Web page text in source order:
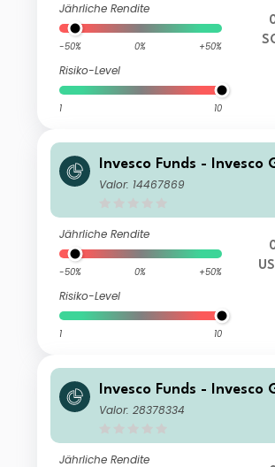
Jährliche Rendite
-50% 0% +50%
Risiko-Level
1 10
Invesco Funds - Invesco
tment Grade Corporate
Valor: 14467869
Jährliche Rendite
-50% 0% +50%
Risiko-Level
1 10
Invesco Funds - Invesco
tment Grade Corporate
Valor: 28378334
Jährliche Rendite